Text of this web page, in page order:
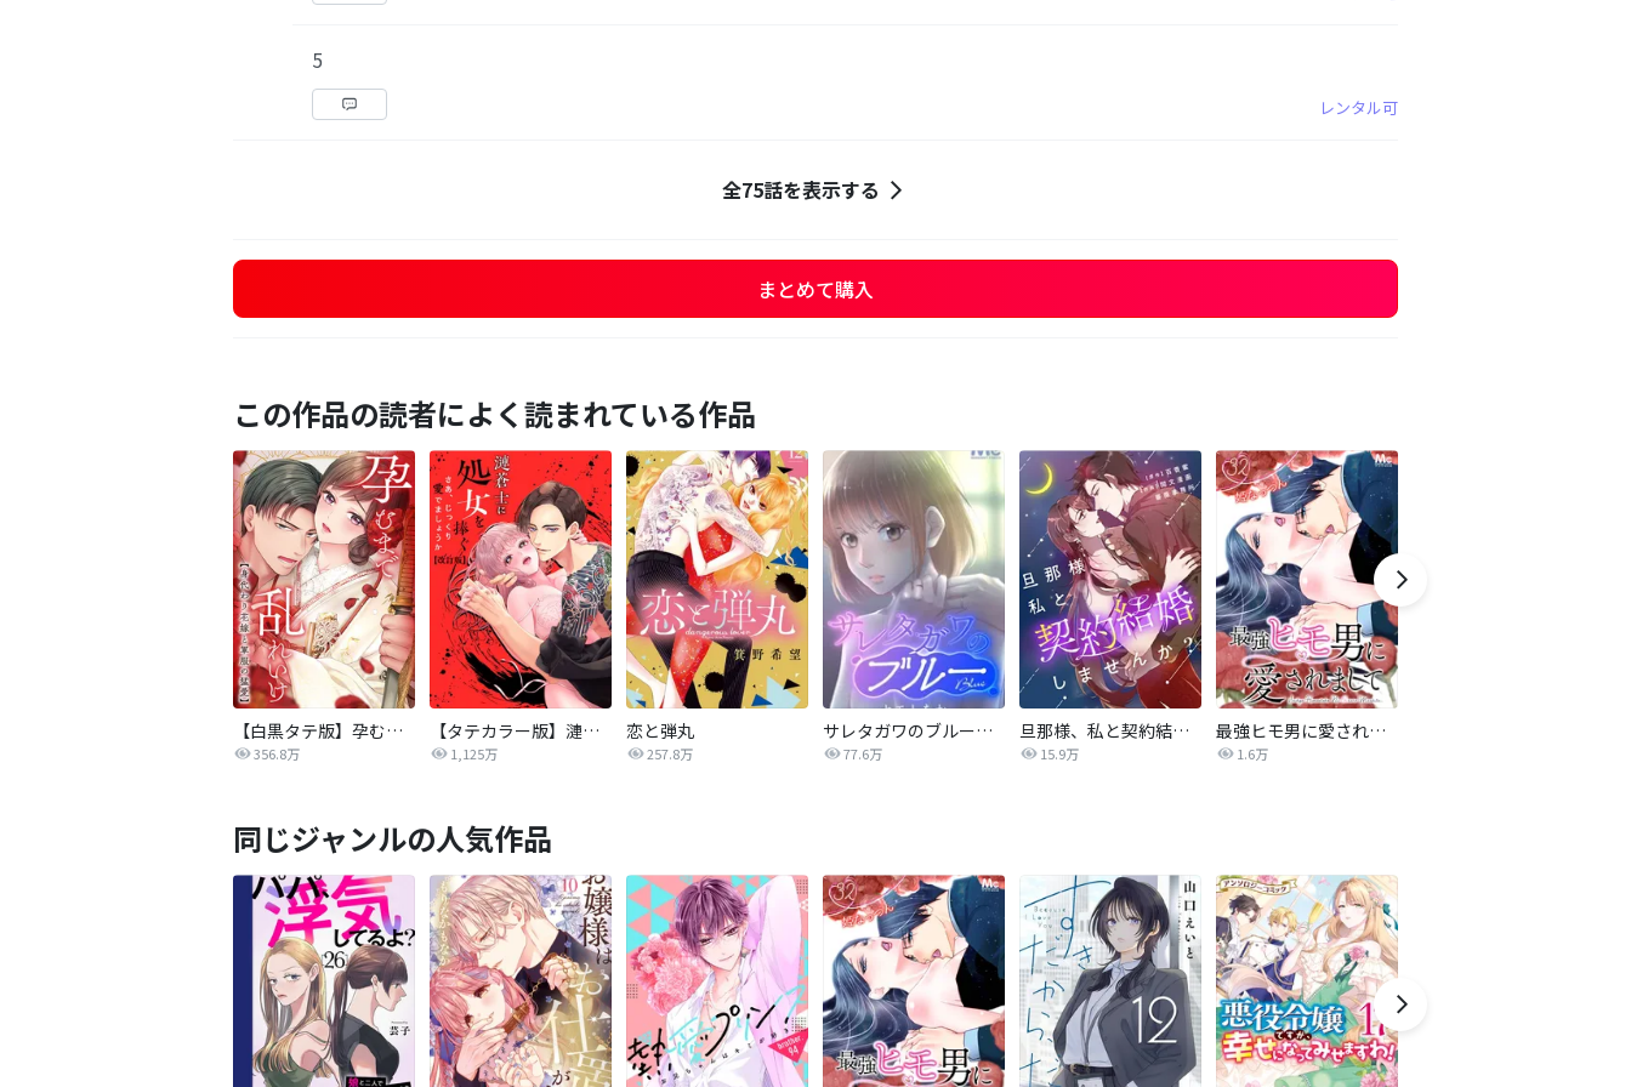
5
レンタル可
全75話を表示する
まとめて購入
この作品の読者によく読まれている作品
【白黒タテ版】孕むまで乱れいけ～身代わり花嫁と軍服の猛愛
356.8万
【タテカラー版】漣蒼士に処女を捧ぐ～さあ、じっくり愛でましょうか
1,125万
恋と弾丸
257.8万
サレタガワのブルー【タテヨミ】
77.6万
旦那様、私と契約結婚しませんか？【タテヨミ】
15.9万
最強ヒモ男に愛されまして
1.6万
同じジャンルの人気作品